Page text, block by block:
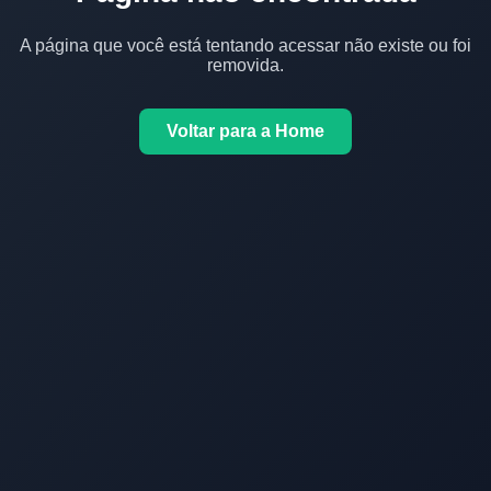
A página que você está tentando acessar não existe ou foi
removida.
Voltar para a Home